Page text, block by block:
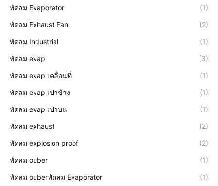
พัดลม Evaporator (1)
พัดลม Exhaust Fan (2)
พัดลม Industrial (1)
พัดลม evap (3)
พัดลม evap เคลื่อนที่ (1)
พัดลม evap เป่าข้าง (1)
พัดลม evap เป่าบน (1)
พัดลม exhaust (2)
พัดลม explosion proof (2)
พัดลม ouber (1)
พัดลม ouberพัดลม Evaporator (1)